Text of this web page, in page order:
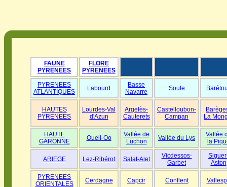
FAUNE
PYRENEES
FLORE
PYRENEES
PYRENEES
ATLANTIQUES
Labourd
Basse
Navarre
Soule
HAUTES
PYRENEES
Lourdes-Val
d'Azun
Argelès-
Cauterets
Castelloubon-
Campan
La
HAUTE
GARONNE
Oueil-Oo
Vallée de
Luchon
Vallée du Lys
Vallée
la
ARIEGE Lez-Ribérot Salat-Alet
Vicdessos-
Garbet
Aston
PYRENEES
ORIENTALES
Cerdagne Capcir Conflent